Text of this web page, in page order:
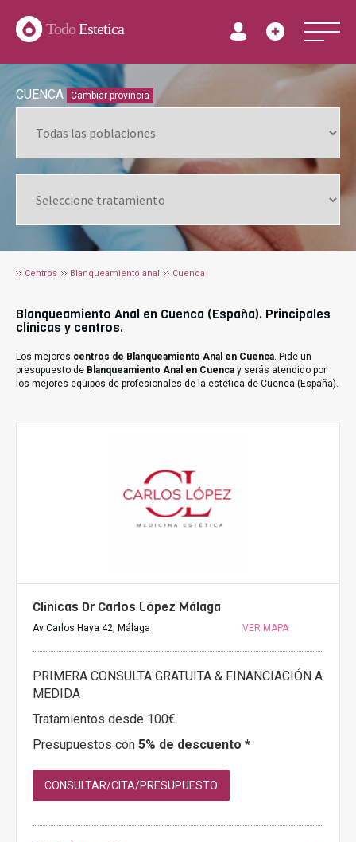
TodoEstetica
CUENCA Cambiar provincia
Centros Blanqueamiento anal Cuenca
Blanqueamiento Anal en Cuenca (España). Principales
clínicas y centros.
Los mejores centros de Blanqueamiento Anal en Cuenca. Pide un
presupuesto de Blanqueamiento Anal en Cuenca y serás atendido por
los mejores equipos de profesionales de la estética de Cuenca (España).
Clínicas Dr Carlos López Málaga
Av Carlos Haya 42, Málaga VER MAPA
PRIMERA CONSULTA GRATUITA & FINANCIACIÓN A
MEDIDA
Tratamientos desde 100€
Presupuestos con 5% de descuento *
CONSULTAR/CITA/PRESUPUESTO